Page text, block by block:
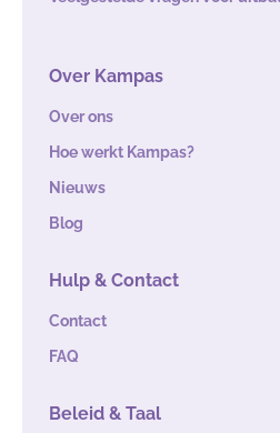
Over Kampas
Over ons
Hoe werkt Kampas?
Nieuws
Blog
Hulp & Contact
Contact
FAQ
Beleid & Taal